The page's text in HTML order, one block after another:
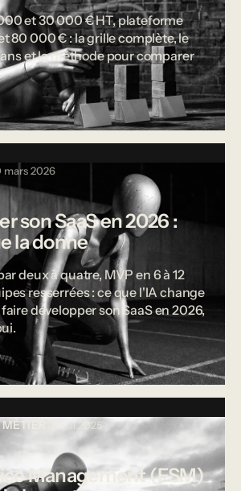
et 30 000 € HT, plateforme
80 000 € : la grille complète, le
et la méthode pour comparer
mars 2026
son SaaS en 2026 :
la donne
deux à quatre, MVP en 6 à 12
resserrées : ce que l'IA change
développer son SaaS en 2026,
12 mai 2025
Management (FSM)